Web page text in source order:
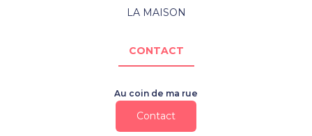
LA MAISON
CONTACT
Au coin de ma rue
Contact